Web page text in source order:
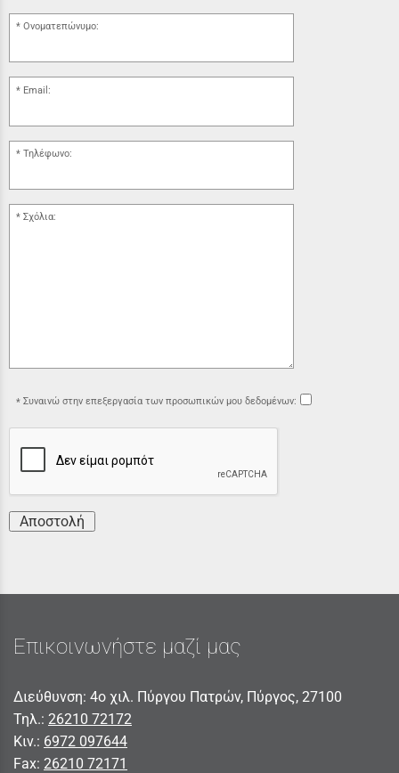
Ονοματεπώνυμο:
Email:
Τηλέφωνο:
Σχόλια:
Συναινώ στην επεξεργασία των προσωπικών μου δεδομένων:
Αποστολή
Επικοινωνήστε μαζί μας
Διεύθυνση: 4ο χιλ. Πύργου Πατρών, Πύργος, 27100
Τηλ.: 26210 72172
Κιν.: 6972 097644
Fax: 26210 72171